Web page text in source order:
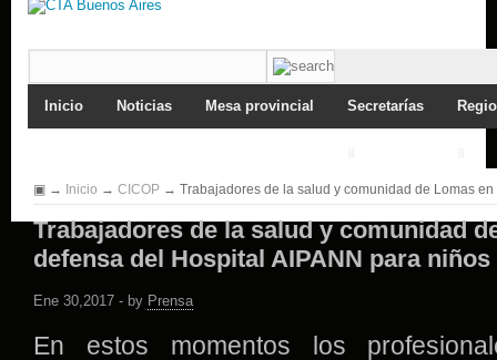
Inicio Noticias Mesa provincial Secretarías
▣ → Inicio → CICOP → Trabajadores de la salud y comunidad de Lomas
Trabajadores de la salud y comunidad
defensa del Hospital AIPANN para
Ene 30,2017 - by Prensa
En estos momentos los